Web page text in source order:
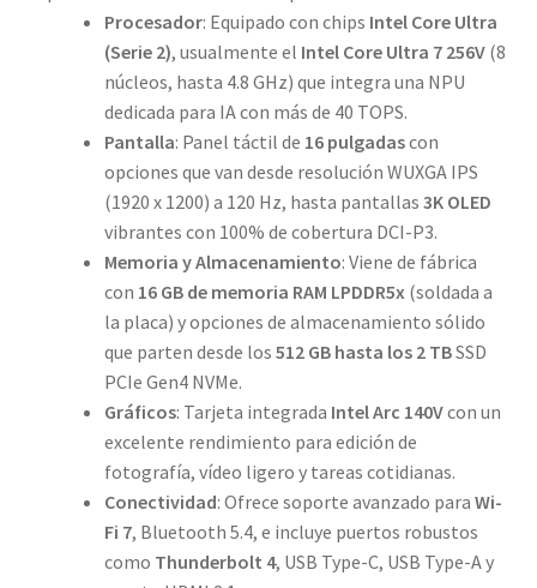
Procesador: Equipado con chips Intel Core Ultra
(Serie 2), usualmente el Intel Core Ultra 7 256V(8
núcleos, hasta 4.8 GHz) que integra una NPU
dedicada para IA con más de 40 TOPS.
Pantalla: Panel táctil de 16 pulgadascon
opciones que van desde resolución WUXGA IPS
(1920 x 1200) a 120 Hz, hasta pantallas 3K OLED
vibrantes con 100% de cobertura DCI-P3.
Memoria y Almacenamiento: Viene de fábrica
con 16 GB de memoria RAM LPDDR5x (soldada a
la placa) y opciones de almacenamiento sólido
que parten desde los 512 GB hasta los 2 TBSSD
PCIe Gen4 NVMe.
Gráficos: Tarjeta integrada Intel Arc 140Vcon un
excelente rendimiento para edición de
fotografía, vídeo ligero y tareas cotidianas.
Conectividad: Ofrece soporte avanzado para Wi-
Fi 7, Bluetooth 5.4, e incluye puertos robustos
como Thunderbolt 4, USB Type-C, USB Type-A y